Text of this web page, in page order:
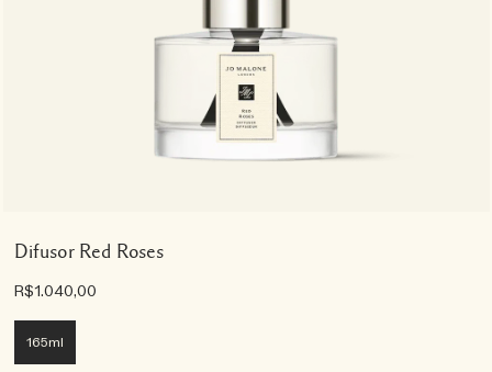
Difusor Red Roses
R$1.040,00
165ml